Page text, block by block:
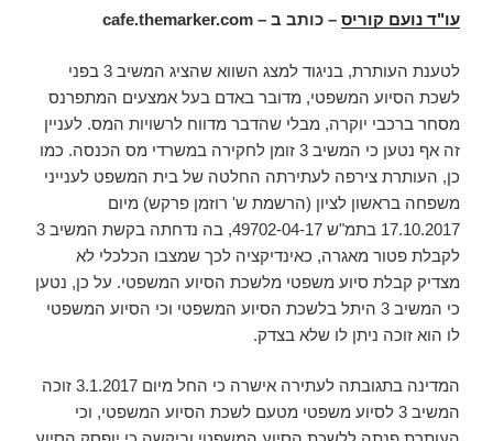
עו"ד נועם קוריס – כותב ב – cafe.themarker.com
לטענת העותרת, בניגוד למצג השווא שהציג המשיב 3 בפני
לשכת הסיוע המשפטי, מדובר באדם בעל אמצעים המתפרנס
מסחר ברכבי יוקרה, מבלי שהדבר מדווח לרשויות המס. לעניין
זה אף נטען כי המשיב 3 זומן לחקירה במשרדי מס הכנסה. כמו
כן, העותרת צירפה לעתירתה החלטה של בית המשפט לענייני
משפחה בראשון לציון (הרשמת ש' רוזמן פרקש) מיום
17.10.2017 בתמ"ש 49702-04-17, בה נדחתה בקשת המשיב 3
לקבלת פטור מאגרה, כאינדיקציה לכך שמצבו הכלכלי לא
מצדיק קבלת סיוע משפטי מלשכת הסיוע המשפטי. על כן, נטען
כי המשיב 3 היתל בלשכת הסיוע המשפטי וכי הסיוע המשפטי
לו הוא זוכה ניתן לו שלא בצדק.
המדינה בתגובתה לעתירה אישרה כי החל מיום 3.1.2017 זוכה
המשיב 3 לסיוע משפטי מטעם לשכת הסיוע המשפטי, וכי